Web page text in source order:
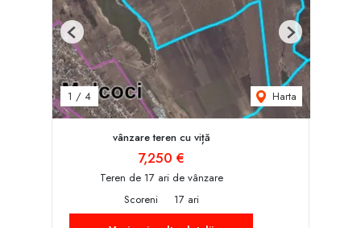
1 / 4 Harta
Previous Next
vânzare teren cu viță
7,250 €
Teren de 17 ari de vânzare
Scoreni
17 ari